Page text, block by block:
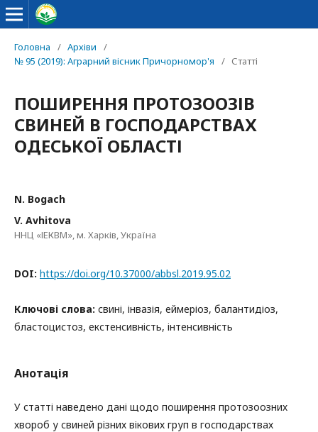
Головна / Архіви
/
№ 95 (2019): Аграрний вісник Причорномор'я
/ Статті
ПОШИРЕННЯ ПРОТОЗООЗІВ
СВИНЕЙ В ГОСПОДАРСТВАХ
ОДЕСЬКОЇ ОБЛАСТІ
N. Bogach
V. Avhitova
ННЦ «ІЕКВМ», м. Харків, Україна
DOI: https://doi.org/10.37000/abbsl.2019.95.02
Ключові слова: свині, інвазія, еймеріоз, балантидіоз,
бластоцистоз, екстенсивність, інтенсивність
Анотація
У статті наведено дані щодо поширення протозоозних
хвороб у свиней різних вікових груп в господарствах